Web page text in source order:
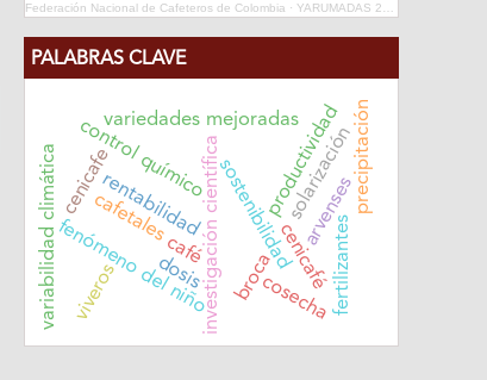
Federación Nacional de Cafeteros de Colombia ·YARUMADAS 2024
PALABRAS CLAVE
investigación científicasostenibilidadproductividad
cenicafé
variedades mejoradas
rentabilidad
fenómeno del niño broca
arvenses
solarizaciónprecipitación
variabilidad climática cenicafe
fertilizantes
dosis
control químico
cosecha
café
viveros
cafetales